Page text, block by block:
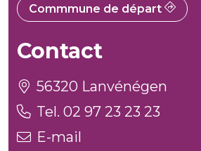
Commmune de départ
Contact
56320 Lanvénégen
Tel. 02 97 23 23 23
E-mail